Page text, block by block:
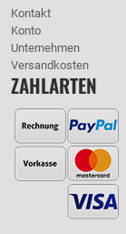
Kontakt
Konto
Unternehmen
Versandkosten
ZAHLARTEN